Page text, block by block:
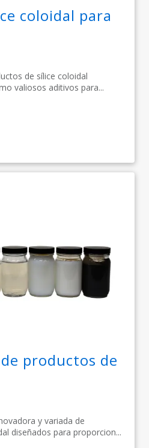
coloidal para
de sílice coloidal
valiosos aditivos para...
productos de
y variada de
diseñados para proporcion...